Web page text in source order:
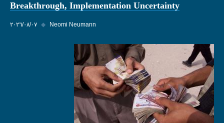
Breakthrough, Implementation Uncertainty
٠٧‏/٠٨‏/٢٠٢٦ ◆ Neomi Neumann